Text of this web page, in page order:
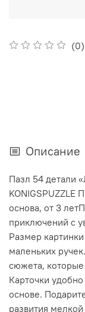
(0)
Описание
Пазл 54 детали
KONIGSPUZZLE
основа, от 3
приключений с
Размер
маленьких
сюжета,
Карточки
основе.
развития